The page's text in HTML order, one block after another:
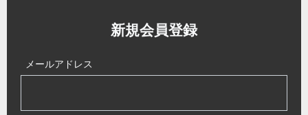
新規会員登録
メールアドレス